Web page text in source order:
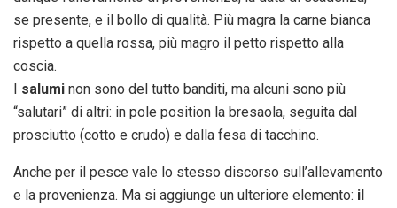
se presente, e il bollo di qualità. Più magra la carne bianca
rispetto a quella rossa, più magro il petto rispetto alla
coscia.
I salumi non sono del tutto banditi, ma alcuni sono più
“salutari” di altri: in pole position la bresaola, seguita dal
prosciutto (cotto e crudo) e dalla fesa di tacchino.
Anche per il pesce vale lo stesso discorso sull’allevamento
e la provenienza. Ma si aggiunge un ulteriore elemento: il